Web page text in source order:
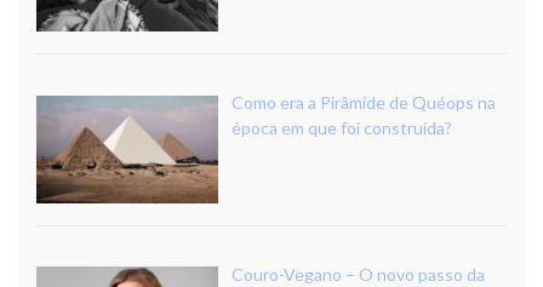
Como era a Pirâmide de Quéops na
época em que foi construída?
Couro-Vegano – O novo passo da